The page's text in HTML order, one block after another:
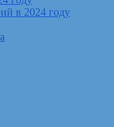
в 2024 году